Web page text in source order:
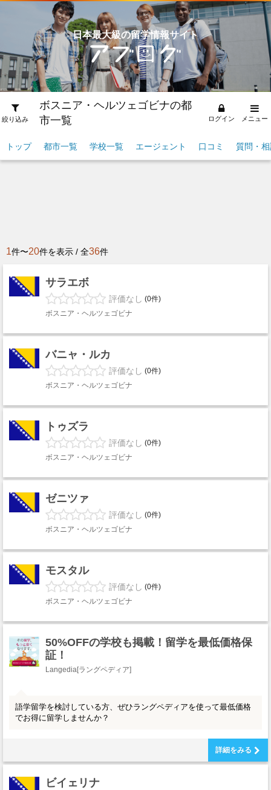
日本最大級の留学情報サイト
絞り込み
ボスニア・ヘルツェゴビナの都
市一覧
ログイン メニュー
トップ 都市一覧 学校一覧 エージェント 口コミ 質問・
1件〜20件を表示 / 全36件
サラエボ
評価なし (0件)
ボスニア・ヘルツェゴビナ
バニャ・ルカ
評価なし (0件)
ボスニア・ヘルツェゴビナ
トゥズラ
評価なし (0件)
ボスニア・ヘルツェゴビナ
ゼニツァ
評価なし (0件)
ボスニア・ヘルツェゴビナ
モスタル
評価なし (0件)
ボスニア・ヘルツェゴビナ
50%OFFの学校も掲載！留学を最低価格保
証！
Langedia[ラングペディア]
語学留学を検討している方、ぜひラングペディアを使って最低価格
でお得に留学しませんか？
詳細をみる
ビイェリナ